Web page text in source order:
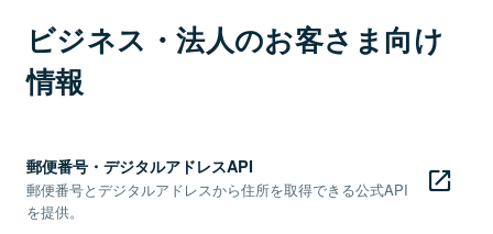
ビジネス・法人のお客さま向け
情報
郵便番号・デジタルアドレスAPI
郵便番号とデジタルアドレスから住所を取得できる公式API
を提供。